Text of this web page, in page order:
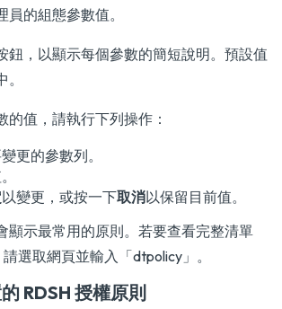
的組態參數值。
鈕，以顯示每個參數的簡短說明。預設值
的值，請執行下列操作：
更的參數列。
以變更，或按一下取消以保留目前值。
顯示最常用的原則。若要查看完整清單
選取網頁並輸入「dtpolicy」。
RDSH 授權原則